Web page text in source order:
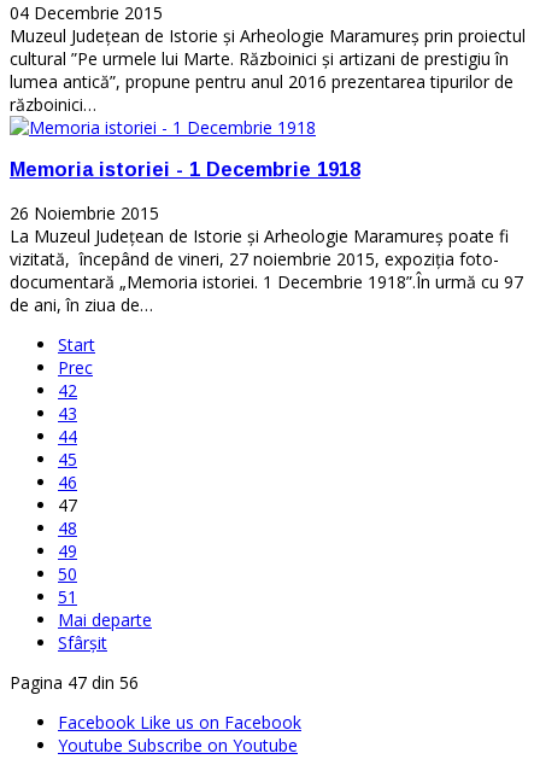
04 Decembrie 2015
Muzeul Județean de Istorie și Arheologie Maramureș prin proiectul
cultural ”Pe urmele lui Marte. Războinici și artizani de prestigiu în
lumea antică”, propune pentru anul 2016 prezentarea tipurilor de
războinici…
Memoria istoriei - 1 Decembrie 1918
26 Noiembrie 2015
La Muzeul Judeţean de Istorie şi Arheologie Maramureş poate fi
vizitată, începând de vineri, 27 noiembrie 2015, expoziţia foto-
documentară „Memoria istoriei. 1 Decembrie 1918”.În urmă cu 97
de ani, în ziua de…
Start
Prec
42
43
44
45
46
47
48
49
50
51
Mai departe
Sfârșit
Pagina 47 din 56
Facebook Like us on Facebook
Youtube Subscribe on Youtube